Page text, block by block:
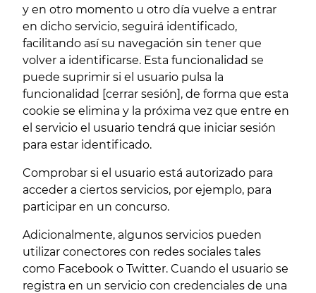
y en otro momento u otro día vuelve a entrar
en dicho servicio, seguirá identificado,
facilitando así su navegación sin tener que
volver a identificarse. Esta funcionalidad se
puede suprimir si el usuario pulsa la
funcionalidad [cerrar sesión], de forma que esta
cookie se elimina y la próxima vez que entre en
el servicio el usuario tendrá que iniciar sesión
para estar identificado.
Comprobar si el usuario está autorizado para
acceder a ciertos servicios, por ejemplo, para
participar en un concurso.
Adicionalmente, algunos servicios pueden
utilizar conectores con redes sociales tales
como Facebook o Twitter. Cuando el usuario se
registra en un servicio con credenciales de una